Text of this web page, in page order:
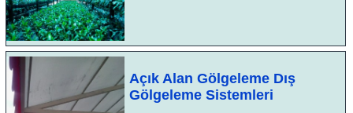
Açık Alan Gölgeleme Dış
Gölgeleme Sistemleri